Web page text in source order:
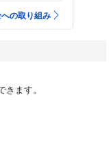
の取り組み
ます。